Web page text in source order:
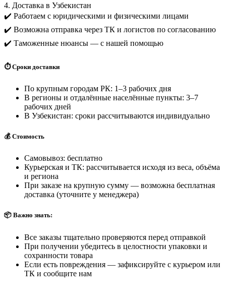
4. Доставка в Узбекистан
✔️ Работаем с юридическими и физическими лицами
✔️ Возможна отправка через ТК и логистов по согласованию
✔️ Таможенные нюансы — с нашей помощью
⏱️ Сроки доставки
По крупным городам РК: 1–3 рабочих дня
В регионы и отдалённые населённые пункты: 3–7
рабочих дней
В Узбекистан: сроки рассчитываются индивидуально
💰 Стоимость
Самовывоз: бесплатно
Курьерская и ТК: рассчитывается исходя из веса, объёма
и региона
При заказе на крупную сумму — возможна бесплатная
доставка (уточните у менеджера)
📦 Важно знать:
Все заказы тщательно проверяются перед отправкой
При получении убедитесь в целостности упаковки и
сохранности товара
Если есть повреждения — зафиксируйте с курьером или
ТК и сообщите нам